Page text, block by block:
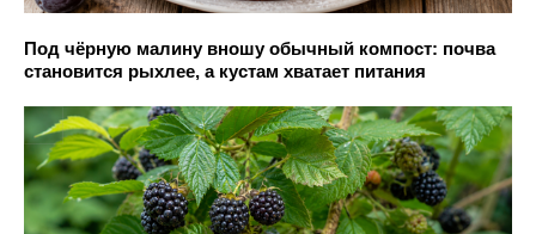
Под чёрную малину вношу обычный компост: почва
становится рыхлее, а кустам хватает питания